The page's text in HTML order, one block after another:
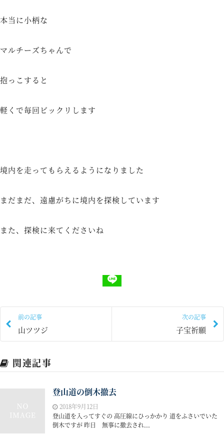
本当に小柄な
マルチーズちゃんで
抱っこすると
軽くで毎回ビックリします
境内を走ってもらえるようになりました
まだまだ、遠慮がちに境内を探検しています
また、探検に来てくださいね
前の記事
山ツツジ
次の記事
子宝祈願
関連記事
登山道の倒木撤去
2018年9月12日
登山道を入ってすぐの 高圧線にひっかかり 道をふさいでいた
倒木ですが 昨日 無事に撤去され...